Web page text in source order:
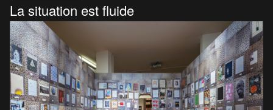
La situation est fluide